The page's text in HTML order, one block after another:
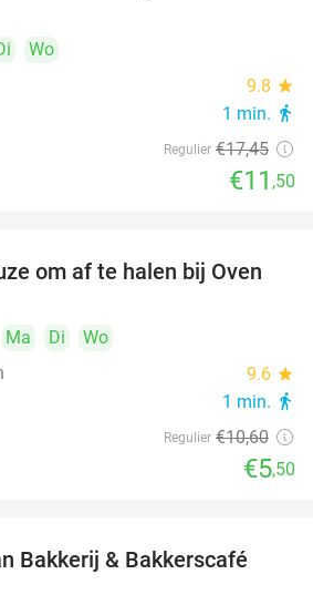
Wo
9.8 star
1 min. directions_walk
Regulier €17,45
€11 ,50
48%
om af te halen bij Oven
Ma Di
Wo
9.6 star
1 min. directions_walk
Regulier €10,60
€5,50
40%
Bakkerij & Bakkerscafé